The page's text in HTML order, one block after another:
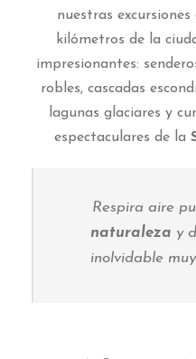
nuestras
kilómetros de la
impresionantes:
robles, cascadas
lagunas glaciares y
espectaculares de la
Respira aire
naturaleza y
inolvidable